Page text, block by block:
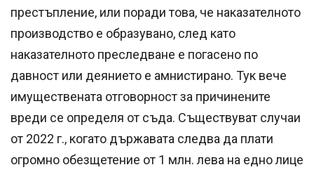
престъпление, или поради това, че наказателното
производство е образувано, след като
наказателното преследване е погасено по
давност или деянието е амнистирано. Тук вече
имуществената отговорност за причинените
вреди се определя от съда. Съществуват случаи
от 2022 г., когато държавата следва да плати
огромно обезщетение от 1 млн. лева на едно лице